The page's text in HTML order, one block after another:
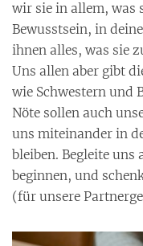
wir sie in allem, was
Bewusstsein, in
ihnen alles, was sie
Uns allen aber gibt
wie Schwestern und
Nöte sollen auch
uns miteinander in
bleiben. Begleite uns
beginnen, und
(für unsere